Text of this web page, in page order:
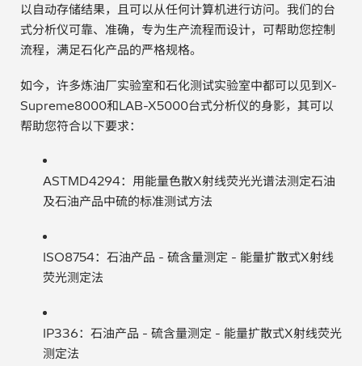
以自动存储结果，且可以从任何计算机进行访问。我们的台
式分析仪可靠、准确，专为生产流程而设计，可帮助您控制
流程，满足石化产品的严格规格。
如今，许多炼油厂实验室和石化测试实验室中都可以见到X-
Supreme8000和LAB-X5000台式分析仪的身影，其可以
帮助您符合以下要求：
ASTMD4294：用能量色散X射线荧光光谱法测定石油
及石油产品中硫的标准测试方法
ISO8754：石油产品 - 硫含量测定 - 能量扩散式X射线
荧光测定法
IP336：石油产品 - 硫含量测定 - 能量扩散式X射线荧光
测定法